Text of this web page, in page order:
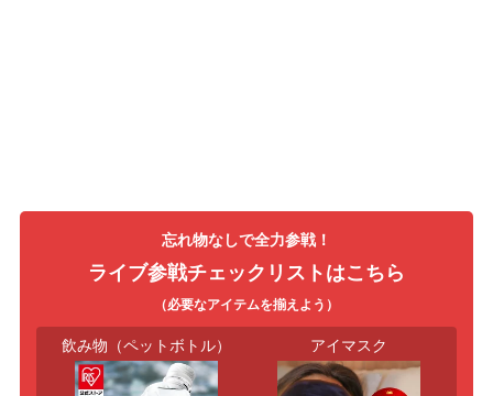
忘れ物なしで全力参戦！
ライブ参戦チェックリストはこちら
（必要なアイテムを揃えよう）
飲み物（ペットボトル） アイマスク